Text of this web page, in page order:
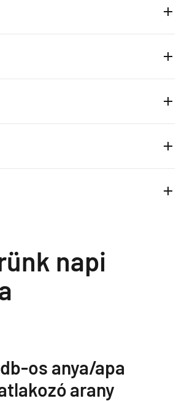
napi
Állvány
Fehér